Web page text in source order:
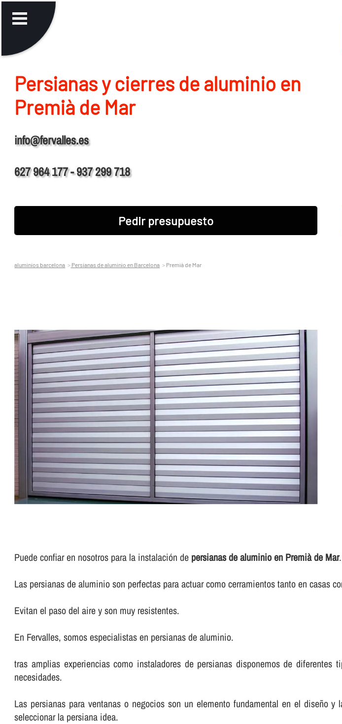
Persianas y cierres de aluminio en
Premià de Mar
info@fervalles.es
627 964 177 - 937 299 718
Pedir presupuesto
aluminios barcelona Persianas de aluminio en Barcelona Premià de Mar
Puede confiar en nosotros para la instalación de persianas de aluminio en Premià de Mar.
Las persianas de aluminio son perfectas para actuar como cerramientos tanto en casas
Evitan el paso del aire y son muy resistentes.
En Fervalles, somos especialistas en persianas de aluminio.
tras amplias experiencias como instaladores de persianas disponemos de
necesidades.
Las persianas para ventanas o negocios son un elemento fundamental en el diseño
seleccionar la persiana idea.